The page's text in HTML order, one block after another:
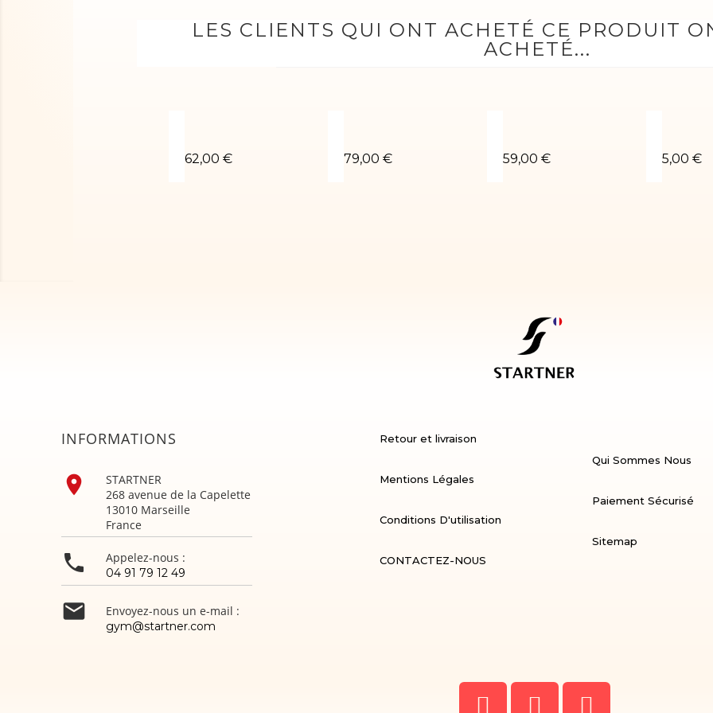
LES CLIENTS QUI ONT ACHETÉ CE PRODUIT
ACHETÉ...
62,00 € 79,00 € 59,00 € 5,00 €
INFORMATIONS

STARTNER
268 avenue de la Capelette
13010 Marseille
France
 Appelez-nous :
04 91 79 12 49
 Envoyez-nous un e-mail :
gym@startner.com
Retour et livraison
Mentions Légales
Conditions D'utilisation
CONTACTEZ-NOUS
Qui Sommes Nous
Paiement Sécurisé
Sitemap